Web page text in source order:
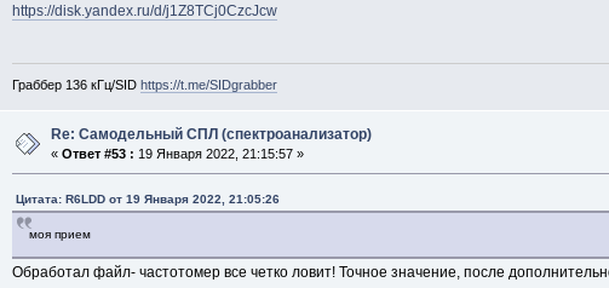
https://disk.yandex.ru/d/j1Z8TCj0CzcJcw
Граббер 136 кГц/SID https://t.me/SIDgrabber
Re: Самодельный СПЛ (спектроанализатор)
«Ответ #53 : 19 Января 2022, 21:15:57 »
Цитата: R6LDD от 19 Января 2022, 21:05:26
моя прием
Обработал файл- частотомер все четко ловит! Точное значение, после